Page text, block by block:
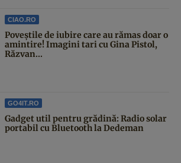
CIAO.RO
Poveştile de iubire care au rămas doar o
amintire! Imagini tari cu Gina Pistol,
Răzvan...
GO4IT.RO
Gadget util pentru grădină: Radio solar
portabil cu Bluetooth la Dedeman